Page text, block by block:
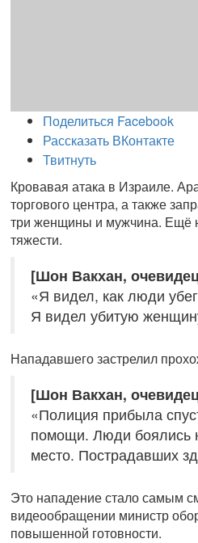
Поделиться Facebook
Рассказать ВКонтакте
Твитнуть
Кровавая атака в Израиле.
торгового центра, а также
три женщины и мужчина. Ещё
тяжести.
[Шон Вакхан,
«Я видел, как люди
Я видел убитую
Нападавшего застрелил
[Шон Вакхан,
«Полиция прибыла
помощи. Люди боялись
место. Пострадавших
Это нападение стало самым
видеообращении министр
повышенной готовности.